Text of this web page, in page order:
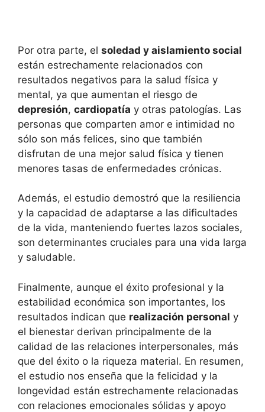
Por otra parte, el soledad y aislamiento social
están estrechamente relacionados con
resultados negativos para la salud física y
mental, ya que aumentan el riesgo de
depresión, cardiopatía y otras patologías. Las
personas que comparten amor e intimidad no
sólo son más felices, sino que también
disfrutan de una mejor salud física y tienen
menores tasas de enfermedades crónicas.
Además, el estudio demostró que la resiliencia
y la capacidad de adaptarse a las dificultades
de la vida, manteniendo fuertes lazos sociales,
son determinantes cruciales para una vida larga
y saludable.
Finalmente, aunque el éxito profesional y la
estabilidad económica son importantes, los
resultados indican que realización personal y
el bienestar derivan principalmente de la
calidad de las relaciones interpersonales, más
que del éxito o la riqueza material. En resumen,
el estudio nos enseña que la felicidad y la
longevidad están estrechamente relacionadas
con relaciones emocionales sólidas y apoyo